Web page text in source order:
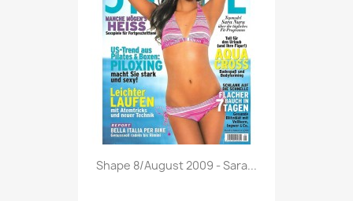
Vorschau
Shape 8/August 2009 - Sara...